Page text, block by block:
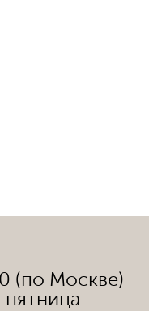
(по Москве)